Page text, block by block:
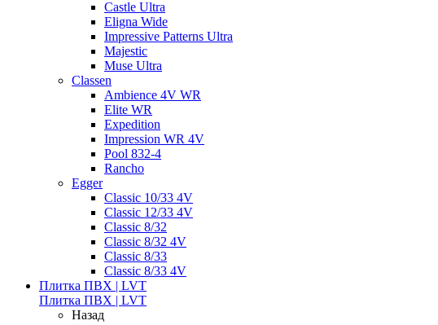
Castle Ultra
Eligna Wide
Impressive Patterns Ultra
Majestic
Muse Ultra
Classen
Ambience 4V WR
Elite WR
Expedition
Impression WR 4V
Pool 832-4
Rancho
Egger
Classic 10/33 4V
Classic 12/33 4V
Classic 8/32
Classic 8/32 4V
Classic 8/33
Classic 8/33 4V
Плитка ПВХ | LVT
Плитка ПВХ | LVT
Назад